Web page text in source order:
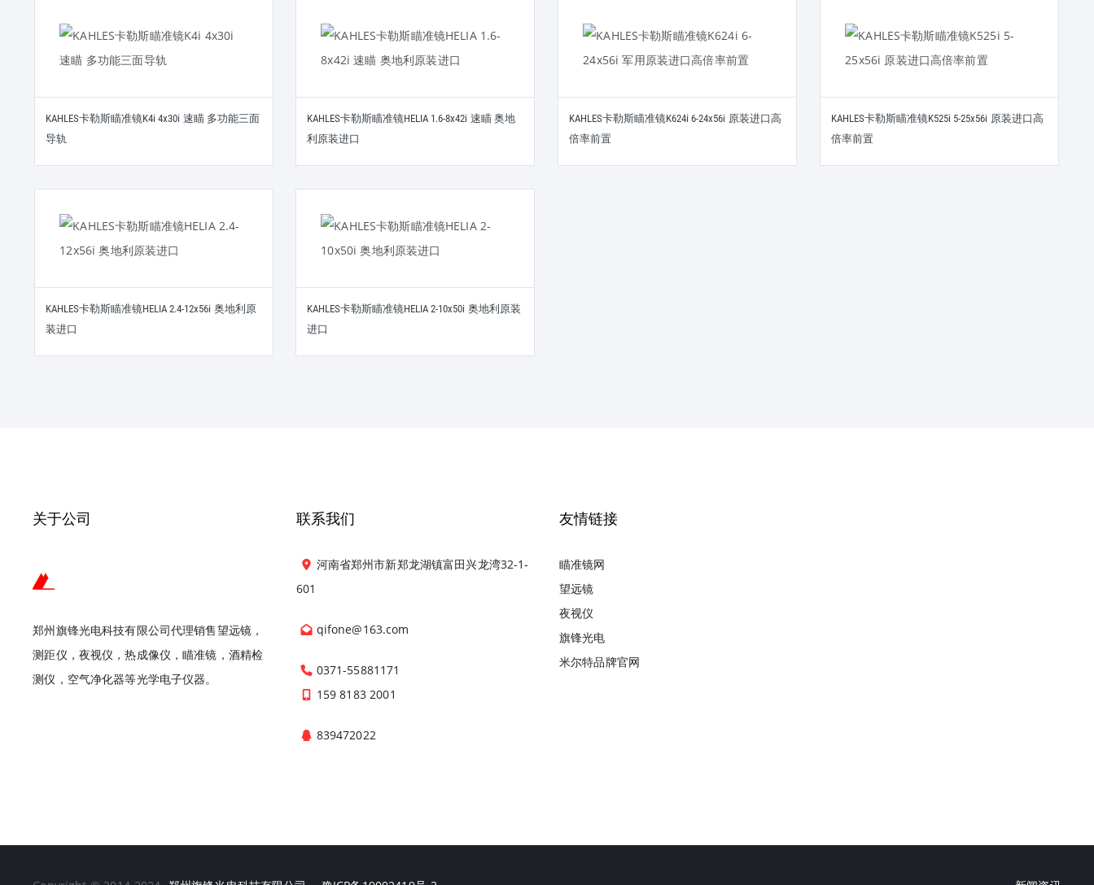
KAHLES卡勒斯瞄准镜K4i 4x30i 速瞄 多功能三面
导轨
KAHLES卡勒斯瞄准镜HELIA 1.6-8x42i 速瞄 奥地
利原装进口
KAHLES卡勒斯瞄准镜K624i 6-24x56i 原装进口高
倍率前置
KAHLES卡勒斯瞄准镜K525i 5-25x56i 原装进口高
倍率前置
KAHLES卡勒斯瞄准镜HELIA 2.4-12x56i 奥地利原
装进口
KAHLES卡勒斯瞄准镜HELIA 2-10x50i 奥地利原装
进口
关于公司
郑州旗锋光电科技有限公司代理销售望远镜，
测距仪，夜视仪，热成像仪，瞄准镜，酒精检
测仪，空气净化器等光学电子仪器。
联系我们
河南省郑州市新郑龙湖镇富田兴龙湾32-1-
601
qifone@163.com
0371-55881171
159 8183 2001
839472022
友情链接
瞄准镜网
望远镜
夜视仪
旗锋光电
米尔特品牌官网